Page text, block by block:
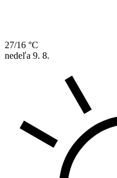
27/16 °C
nedeľa 9. 8.